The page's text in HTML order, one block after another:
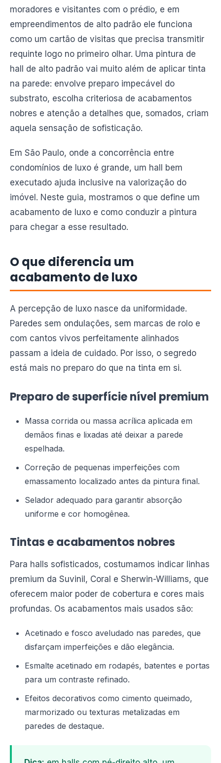
moradores e visitantes com o prédio, e em
empreendimentos de alto padrão ele funciona
como um cartão de visitas que precisa transmitir
requinte logo no primeiro olhar. Uma pintura de
hall de alto padrão vai muito além de aplicar tinta
na parede: envolve preparo impecável do
substrato, escolha criteriosa de acabamentos
nobres e atenção a detalhes que, somados, criam
aquela sensação de sofisticação.
Em São Paulo, onde a concorrência entre
condomínios de luxo é grande, um hall bem
executado ajuda inclusive na valorização do
imóvel. Neste guia, mostramos o que define um
acabamento de luxo e como conduzir a pintura
para chegar a esse resultado.
O que diferencia um
acabamento de luxo
A percepção de luxo nasce da uniformidade.
Paredes sem ondulações, sem marcas de rolo e
com cantos vivos perfeitamente alinhados
passam a ideia de cuidado. Por isso, o segredo
está mais no preparo do que na tinta em si.
Preparo de superfície nível premium
Massa corrida ou massa acrílica aplicada em
demãos finas e lixadas até deixar a parede
espelhada.
Correção de pequenas imperfeições com
emassamento localizado antes da pintura final.
Selador adequado para garantir absorção
uniforme e cor homogênea.
Tintas e acabamentos nobres
Para halls sofisticados, costumamos indicar linhas
premium da Suvinil, Coral e Sherwin-Williams, que
oferecem maior poder de cobertura e cores mais
profundas. Os acabamentos mais usados são:
Acetinado e fosco aveludado nas paredes, que
disfarçam imperfeições e dão elegância.
Esmalte acetinado em rodapés, batentes e portas
para um contraste refinado.
Efeitos decorativos como cimento queimado,
marmorizado ou texturas metalizadas em
paredes de destaque.